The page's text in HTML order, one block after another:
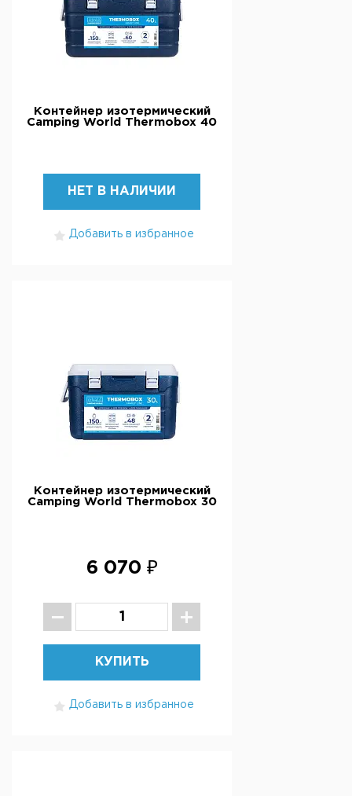
Контейнер изотермический
Camping World Thermobox 40
НЕТ В НАЛИЧИИ
Добавить в избранное
Контейнер изотермический
Camping World Thermobox 30
6 070 ₽
КУПИТЬ
Добавить в избранное